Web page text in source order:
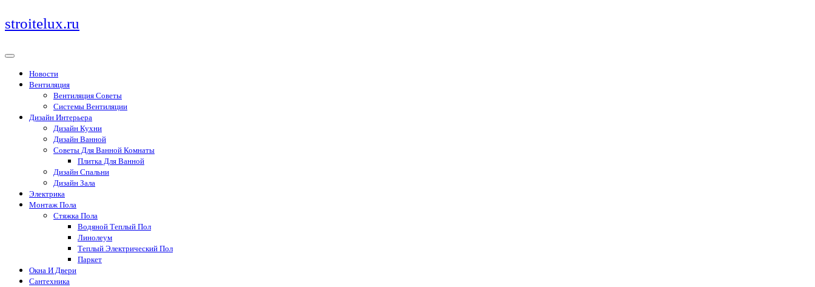
Перейти
к
stroitelux.ru
Новости
Вентиляция
Вентиляция Советы
Системы Вентиляции
Дизайн Интерьера
Дизайн Кухни
Дизайн Ванной
Советы Для Ванной Комнаты
Плитка Для Ванной
Дизайн Спальни
Дизайн Зала
Электрика
Монтаж Пола
Стяжка Пола
Водяной Теплый Пол
Линолеум
Теплый Электрический Пол
Паркет
Окна И Двери
Сантехника